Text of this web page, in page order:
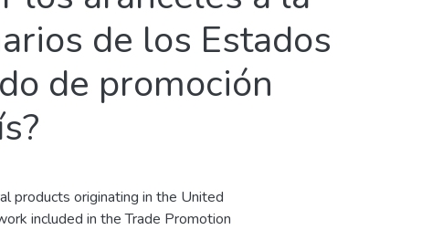
de los Estados
de promoción
products originating in the United
included in the Trade Promotion